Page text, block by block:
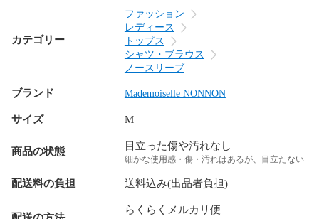
カテゴリー
ファッション
レディース
トップス
シャツ・ブラウス
ノースリーブ
ブランド Mademoiselle NONNON
サイズ M
商品の状態 目立った傷や汚れなし
細かな使用感・傷・汚れはあるが、目立たない
配送料の負担 送料込み(出品者負担)
らくらくメルカリ便